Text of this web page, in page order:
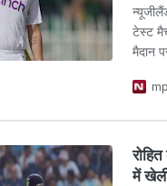
टेस्ट
मैदान
में